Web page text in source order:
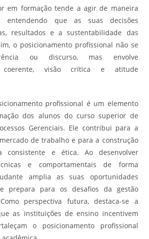
em formação tende a agir de maneira
entendendo que as suas decisões
resultados e a sustentabilidade das
o posicionamento profissional não se
ou discurso, mas envolve
coerente, visão crítica e atitude
profissional é um elemento
dos alunos do curso superior de
Gerenciais. Ele contribui para a
de trabalho e para a construção
consistente e ética. Ao desenvolver
e comportamentais de forma
amplia as suas oportunidades
prepara para os desafios da gestão
perspectiva futura, destaca-se a
as instituições de ensino incentivem
o posicionamento profissional